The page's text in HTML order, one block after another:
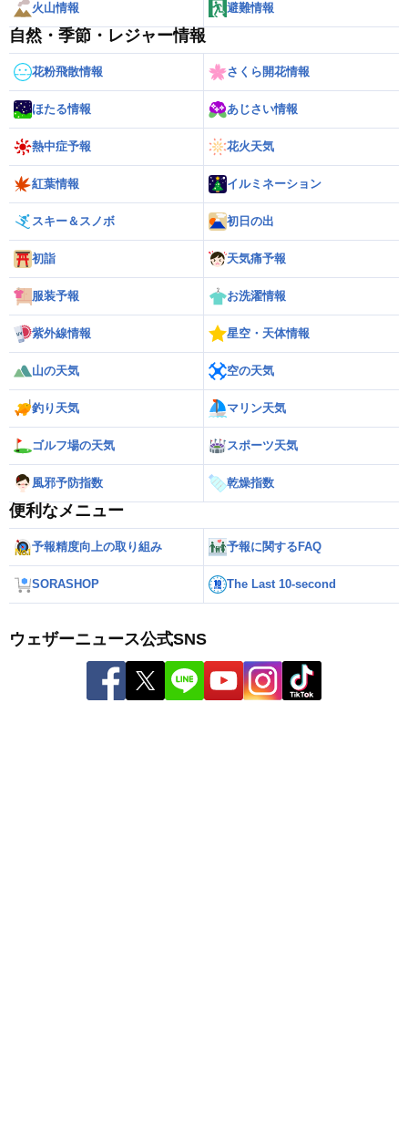
火山情報 避難情報
自然・季節・レジャー情報
花粉飛散情報 さくら開花情報
ほたる情報 あじさい情報
熱中症予報 花火天気
紅葉情報 イルミネーション
スキー＆スノボ 初日の出
初詣 天気痛予報
服装予報 お洗濯情報
紫外線情報 星空・天体情報
山の天気 空の天気
釣り天気 マリン天気
ゴルフ場の天気 スポーツ天気
風邪予防指数 乾燥指数
便利なメニュー
予報精度向上の取り組み 予報に関するFAQ
SORASHOP The Last 10-second
ウェザーニュース公式SNS